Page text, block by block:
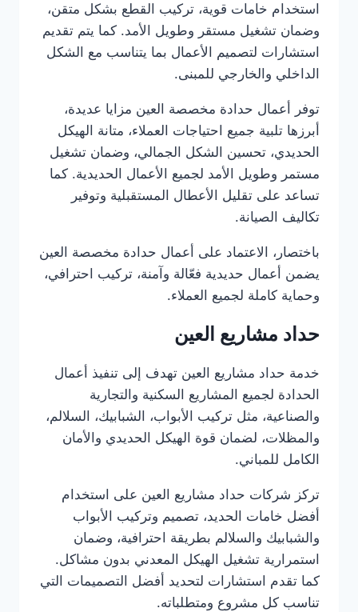
استخدام خامات قوية، تركيب القطع بشكل متقن،
وضمان تشغيل مستقر وطويل الأمد. كما يتم تقديم
استشارات لتصميم الأعمال بما يتناسب مع الشكل
الداخلي والخارجي للمبنى.
توفر أعمال حدادة مخصصة العين مزايا عديدة،
أبرزها تلبية جميع احتياجات العملاء، متانة الهيكل
الحديدي، تحسين الشكل الجمالي، وضمان تشغيل
مستمر وطويل الأمد لجميع الأعمال الحديدية. كما
تساعد على تقليل الأعطال المستقبلية وتوفير
تكاليف الصيانة.
باختصار، الاعتماد على أعمال حدادة مخصصة العين
يضمن أعمال حديدية فعّالة وآمنة، تركيب احترافي،
وحماية كاملة لجميع العملاء.
حداد مشاريع العين
خدمة حداد مشاريع العين تهدف إلى تنفيذ أعمال
الحدادة لجميع المشاريع السكنية والتجارية
والصناعية، مثل تركيب الأبواب، الشبابيك، السلالم،
والمظلات، لضمان قوة الهيكل الحديدي والأمان
الكامل للمباني.
تركز شركات حداد مشاريع العين على استخدام
أفضل خامات الحديد، تصميم وتركيب الأبواب
والشبابيك والسلالم بطريقة احترافية، وضمان
استمرارية تشغيل الهيكل المعدني بدون مشاكل.
كما تقدم استشارات لتحديد أفضل التصميمات التي
تناسب كل مشروع ومتطلباته.